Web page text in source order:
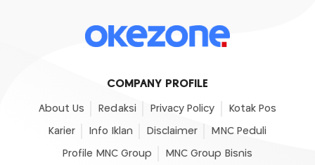
COMPANY PROFILE
About Us Redaksi Privacy Policy Kotak Pos
Karier Info Iklan Disclaimer MNC Peduli
Profile MNC Group MNC Group Bisnis